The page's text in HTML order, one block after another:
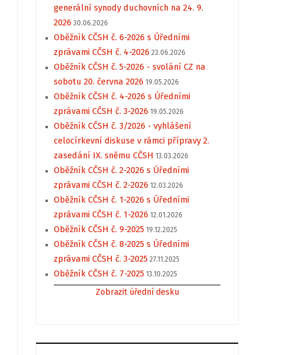
generální synody duchovních na 24. 9.
2026 30.06.2026
Oběžník CČSH č. 6-2026 s Úředními
zprávami CČSH č. 4-2026 23.06.2026
Oběžník CČSH č. 5-2026 - svolání CZ na
sobotu 20. června 2026 19.05.2026
Oběžník CČSH č. 4-2026 s Úředními
zprávami CČSH č. 3-2026 19.05.2026
Oběžník CČSH č. 3/2026 - vyhlášení
celocírkevní diskuse v rámci přípravy 2.
zasedání IX. sněmu CČSH 13.03.2026
Oběžník CČSH č. 2-2026 s Úředními
zprávami CČSH č. 2-2026 12.03.2026
Oběžník CČSH č. 1-2026 s Úředními
zprávami CČSH č. 1-2026 12.01.2026
Oběžník CČSH č. 9-2025 19.12.2025
Oběžník CČSH č. 8-2025 s Úředními
zprávami CČSH č. 3-2025 27.11.2025
Oběžník CČSH č. 7-2025 13.10.2025
Zobrazit úřední desku